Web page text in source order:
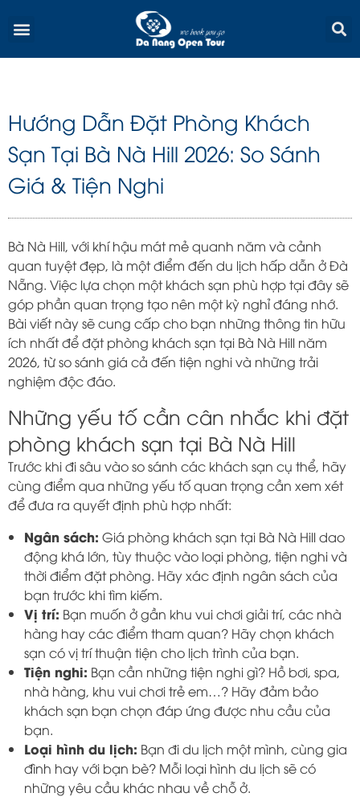
Menu
Hướng Dẫn Đặt Phòng Khách
Sạn Tại Bà Nà Hill 2026: So Sánh
Giá & Tiện Nghi
Bà Nà Hill, với khí hậu mát mẻ quanh năm và cảnh
quan tuyệt đẹp, là một điểm đến du lịch hấp dẫn ở Đà
Nẵng. Việc lựa chọn một khách sạn phù hợp tại đây sẽ
góp phần quan trọng tạo nên một kỳ nghỉ đáng nhớ.
Bài viết này sẽ cung cấp cho bạn những thông tin hữu
ích nhất để đặt phòng khách sạn tại Bà Nà Hill năm
2026, từ so sánh giá cả đến tiện nghi và những trải
nghiệm độc đáo.
Những yếu tố cần cân nhắc khi đặt
phòng khách sạn tại Bà Nà Hill
Trước khi đi sâu vào so sánh các khách sạn cụ thể, hãy
cùng điểm qua những yếu tố quan trọng cần xem xét
để đưa ra quyết định phù hợp nhất:
Ngân sách: Giá phòng khách sạn tại Bà Nà Hill dao
động khá lớn, tùy thuộc vào loại phòng, tiện nghi và
thời điểm đặt phòng. Hãy xác định ngân sách của
bạn trước khi tìm kiếm.
Vị trí: Bạn muốn ở gần khu vui chơi giải trí, các nhà
hàng hay các điểm tham quan? Hãy chọn khách
sạn có vị trí thuận tiện cho lịch trình của bạn.
Tiện nghi: Bạn cần những tiện nghi gì? Hồ bơi, spa,
nhà hàng, khu vui chơi trẻ em…? Hãy đảm bảo
khách sạn bạn chọn đáp ứng được nhu cầu của
bạn.
Loại hình du lịch: Bạn đi du lịch một mình, cùng gia
đình hay với bạn bè? Mỗi loại hình du lịch sẽ có
những yêu cầu khác nhau về chỗ ở.